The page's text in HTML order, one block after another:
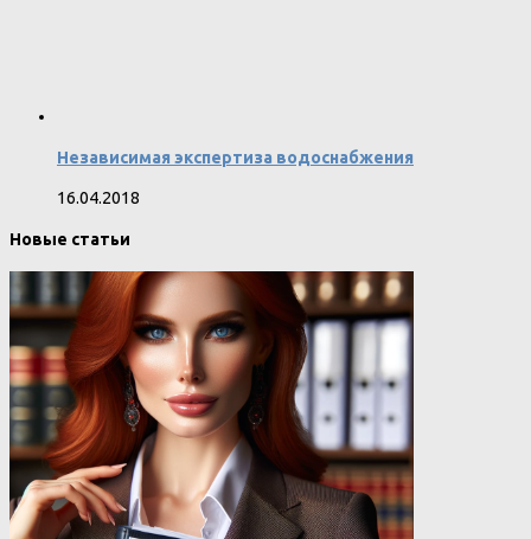
Независимая экспертиза водоснабжения
16.04.2018
Новые статьи